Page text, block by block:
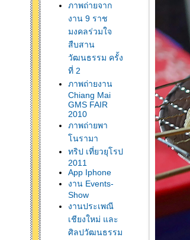
ภาพถ่ายจาก
งาน 9 ราช
มงคลร่วมใจ
สืบสาน
วัฒนธรรม ครั้ง
ที่ 2
ภาพถ่ายงาน
Chiang Mai
GMS FAIR
2010
ภาพถ่ายพา
นรามา
ทริป เที่ยวยุโรป
2011
App Iphone
งาน Events-
Show
งานประเพณี
เชียงใหม่ และ
ศิลปวัฒนธรรม